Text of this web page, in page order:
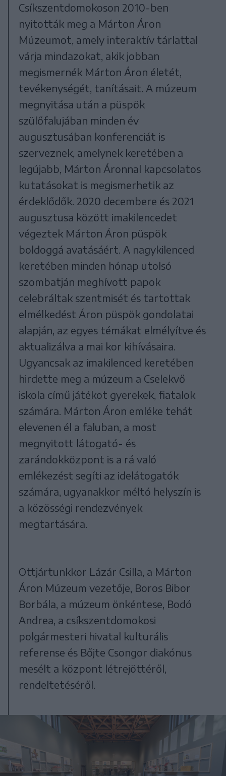
Csíkszentdomokoson 2010-ben
nyitották meg a Márton Áron
Múzeumot, amely interaktív tárlattal
várja mindazokat, akik jobban
megismernék Márton Áron életét,
tevékenységét, tanításait. A múzeum
megnyitása után a püspök
szülőfalujában minden év
augusztusában konferenciát is
szerveznek, amelynek keretében a
legújabb, Márton Áronnal kapcsolatos
kutatásokat is megismerhetik az
érdeklődők. 2020 decembere és 2021
augusztusa között imakilencedet
végeztek Márton Áron püspök
boldoggá avatásáért. A nagykilenced
keretében minden hónap utolsó
szombatján meghívott papok
celebráltak szentmisét és tartottak
elmélkedést Áron püspök gondolatai
alapján, az egyes témákat elmélyítve és
aktualizálva a mai kor kihívásaira.
Ugyancsak az imakilenced keretében
hirdette meg a múzeum a Cselekvő
iskola című játékot gyerekek, fiatalok
számára. Márton Áron emléke tehát
elevenen él a faluban, a most
megnyitott látogató- és
zarándokközpont is a rá való
emlékezést segíti az idelátogatók
számára, ugyanakkor méltó helyszín is
a közösségi rendezvények
megtartására.
Ottjártunkkor Lázár Csilla, a Márton
Áron Múzeum vezetője, Boros Bibor
Borbála, a múzeum önkéntese, Bodó
Andrea, a csíkszentdomokosi
polgármesteri hivatal kulturális
referense és Bőjte Csongor diakónus
mesélt a központ létrejöttéről,
rendeltetéséről.